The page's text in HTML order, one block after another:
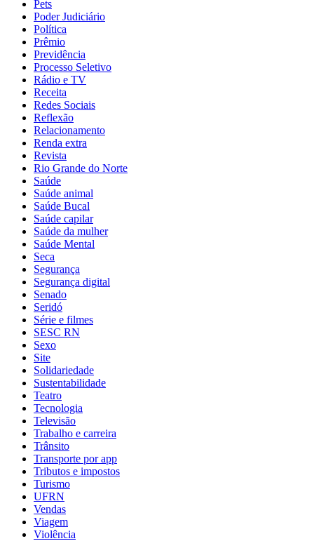
Pets
Poder Judiciário
Política
Prêmio
Previdência
Processo Seletivo
Rádio e TV
Receita
Redes Sociais
Reflexão
Relacionamento
Renda extra
Revista
Rio Grande do Norte
Saúde
Saúde animal
Saúde Bucal
Saúde capilar
Saúde da mulher
Saúde Mental
Seca
Segurança
Segurança digital
Senado
Seridó
Série e filmes
SESC RN
Sexo
Site
Solidariedade
Sustentabilidade
Teatro
Tecnologia
Televisão
Trabalho e carreira
Trânsito
Transporte por app
Tributos e impostos
Turismo
UFRN
Vendas
Viagem
Violência